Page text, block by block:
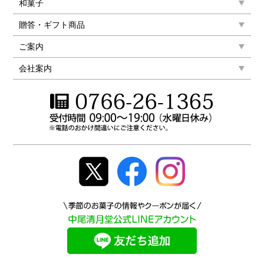
和菓子
贈答・ギフト商品
ご案内
会社案内